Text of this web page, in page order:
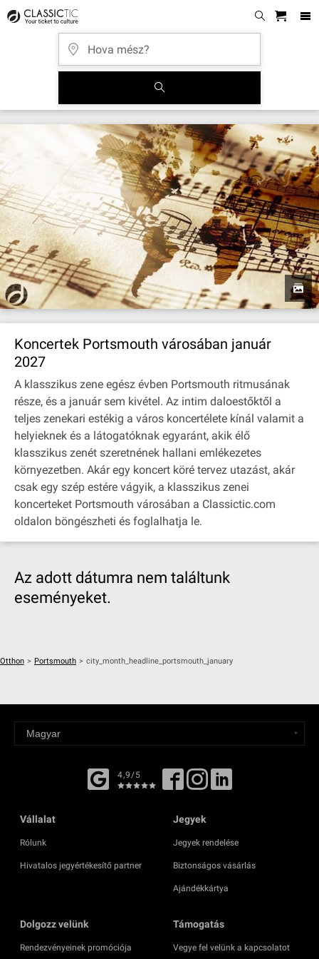
Koncertek Portsmouth városában január
2027
A klasszikus zene egész évben Portsmouth ritmusának
része, és a január sem kivétel. Az intim daloestőktől a
teljes zenekari estékig a város koncertélete kínál valamit a
helyieknek és a látogatóknak egyaránt, akik élő
klasszikus zenét szeretnének hallani emlékezetes
környezetben. Akár egy koncert köré tervez utazást, akár
csak egy szép estére vágyik, a klasszikus zenei
koncerteket Portsmouth városában a Classictic.com
oldalon böngészheti és foglalhatja le.
Az adott dátumra nem találtunk
eseményeket.
Otthon > Portsmouth > city_month_headline_portsmouth_january
4,9/5
Vállalat
Rólunk
Hivatalos jegyértékesítő partner
Jegyek
Jegyek rendelése
Biztonságos vásárlás
Ajándékkártya
Dolgozz velünk
Rendezvényeinek promóciója
Támogatás
Vegye fel velünk a kapcsolatot